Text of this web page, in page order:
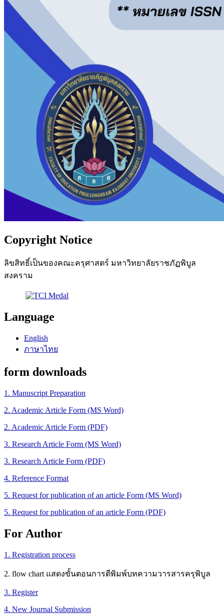
Copyright Notice
ลิขสิทธิ์เป็นของคณะครุศาสตร์ มหาวิทยาลัยราชภัฏพิบูล
สงคราม
Language
English
ภาษาไทย
form downloads
1. Manuscript Preparation
2. Academic Article Form (MS Word)
2. Academic Article Form (PDF)
3. Research Article Form (MS Word)
3. Research Article Form (PDF)
4. Reference Format
5. Request for publication of an article Form (MS Word)
5. Request for publication of an article Form (PDF)
For Author
1. Registration process
2. flow chart แสดงขั้นตอนการตีพิมพ์บทความวารสารครุพิบูล
3. Register
4. New Journal Submission